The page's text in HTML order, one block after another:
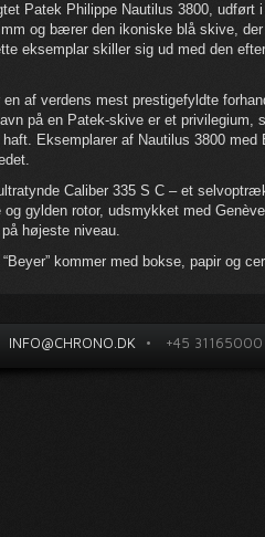
Patek Philippe Nautilus 3800, udført
og bærer den ikoniske blå skive,
eksemplar skiller sig ud med den
en af verdens mest prestigefyldte
på en Patek-skive er et privilegium,
Eksemplarer af Nautilus 3800
Caliber 335 S C – et
og gylden rotor, udsmykket med
højeste niveau.
kommer med bokse, papir og
INFO@CHRONO.DK • +45 31165000